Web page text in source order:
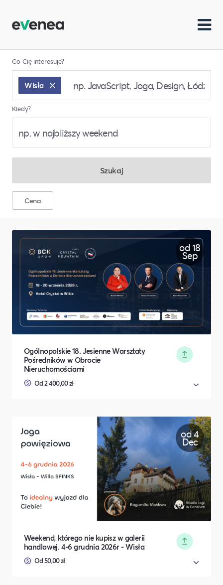
Co Cię interesuje?
Wisła
Kiedy?
Szukaj
Cena
od 18
Sep
Ogólnopolskie 18. Jesienne Warsztaty
Pośredników w Obrocie
Nieruchomościami
Od 2 400,00 zł
od 4
Dec
Weekend, którego nie kupisz w galerii
handlowej. 4-6 grudnia 2026r - Wisła
Od 50,00 zł